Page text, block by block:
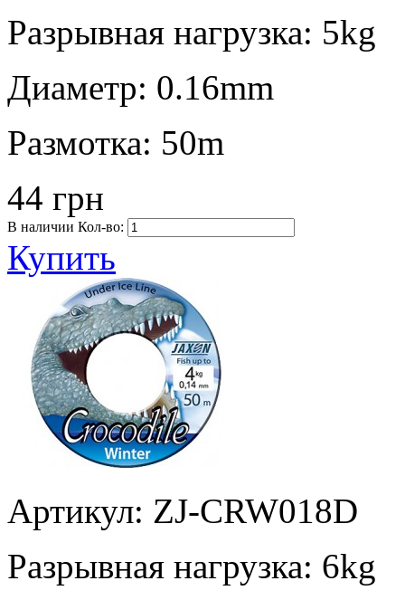
Разрывная нагрузка: 5kg
Диаметр: 0.16mm
Размотка: 50m
44 грн
В наличии Кол-во:
Купить
Артикул: ZJ-CRW018D
Разрывная нагрузка: 6kg